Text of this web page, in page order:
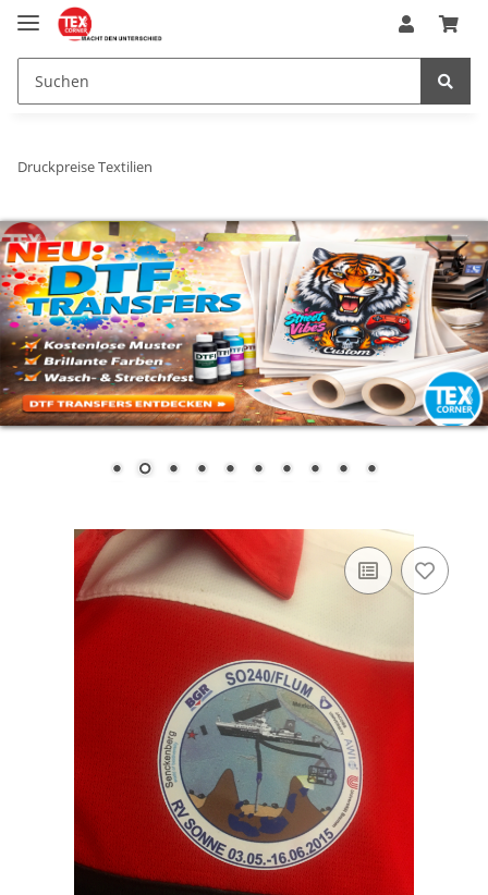
Druckpreise Textilien